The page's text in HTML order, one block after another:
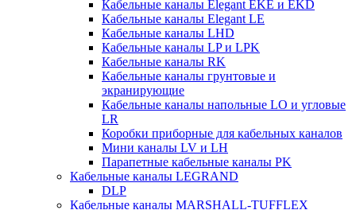
Кабельные каналы Elegant EKE и EKD
Кабельные каналы Elegant LE
Кабельные каналы LHD
Кабельные каналы LP и LPK
Кабельные каналы RK
Кабельные каналы грунтовые и
экранирующие
Кабельные каналы напольные LO и угловые
LR
Коробки приборные для кабельных каналов
Мини каналы LV и LH
Парапетные кабельные каналы PK
Кабельные каналы LEGRAND
DLP
Кабельные каналы MARSHALL-TUFFLEX